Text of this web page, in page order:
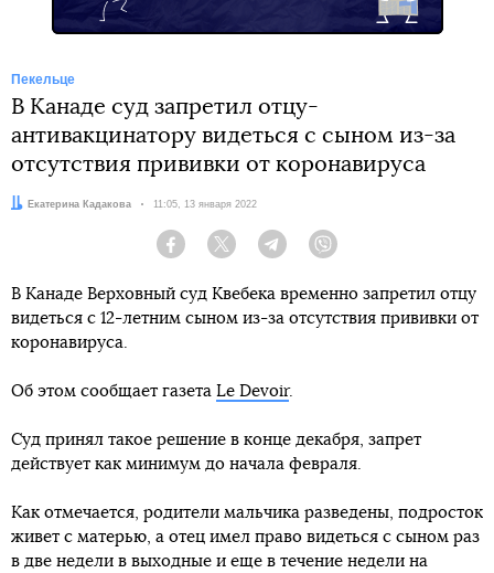
Пекельце
В Канаде суд запретил отцу-
антивакцинатору видеться с сыном из-за
отсутствия прививки от коронавируса
Автор:Екатерина Кадакова Дата:
11:05, 13 января 2022
Facebook Twitter Telegram
В Канаде Верховный суд Квебека временно запретил отцу
видеться с 12-летним сыном из-за отсутствия прививки от
коронавируса.
Об этом сообщает газета Le Devoir.
Суд принял такое решение в конце декабря, запрет
действует как минимум до начала февраля.
Как отмечается, родители мальчика разведены, подросток
живет с матерью, а отец имел право видеться с сыном раз
в две недели в выходные и еще в течение недели на